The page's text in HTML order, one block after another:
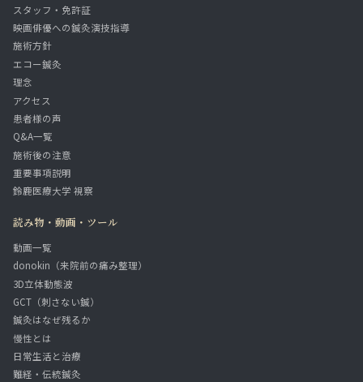
スタッフ・免許証
映画俳優への鍼灸演技指導
施術方針
エコー鍼灸
理念
アクセス
患者様の声
Q&A一覧
施術後の注意
重要事項説明
鈴鹿医療大学 視察
読み物・動画・ツール
動画一覧
donokin（来院前の痛み整理）
3D立体動態波
GCT（刺さない鍼）
鍼灸はなぜ残るか
慢性とは
日常生活と治療
難経・伝統鍼灸